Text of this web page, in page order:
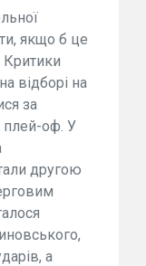
якщо б це
Критики
відборі на
за
плей-оф. У
другою
а